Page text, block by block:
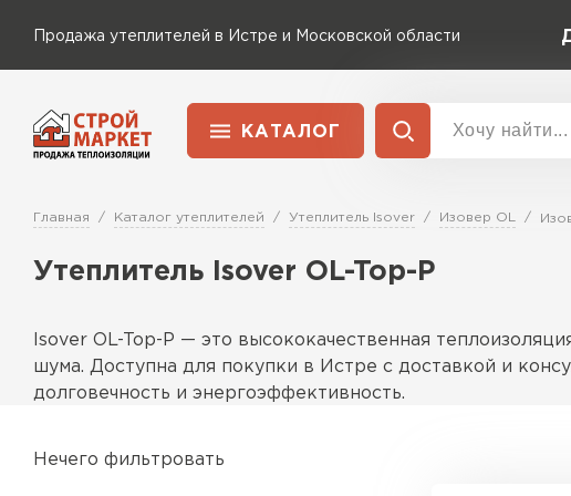
Продажа утеплителей в Истре и Московской области
КАТАЛОГ
Главная Каталог утеплителей Утеплитель Isover Изовер OL
Утеплитель Isover OL-Top-P
Isover OL-Top-P — это высококачественная
шума. Доступна для покупки в Истре с доставкой и
долговечность и энергоэффективность.
Материал обладает повышенной плотностью, что
Нечего фильтровать
Доставка и оплата
Перейти в каталог
Утеплитель Ветонит
ПЕРЕЙТИ
Утеплитель Rockwool
Утеплитель Knauf